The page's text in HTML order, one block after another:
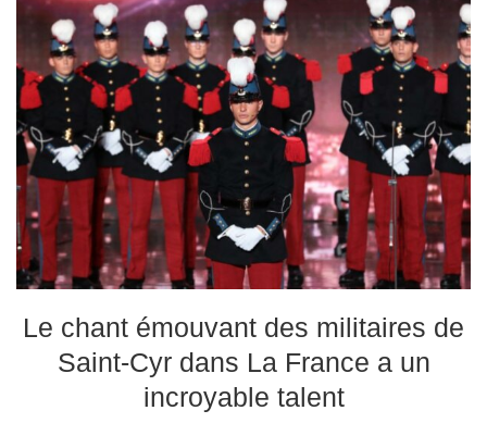
Le chant émouvant des militaires de
Saint-Cyr dans La France a un
incroyable talent